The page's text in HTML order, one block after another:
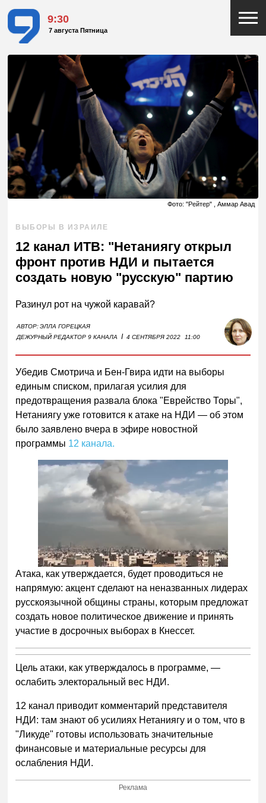
9:30
7 августа Пятница
Фото: "Рейтер" , Аммар Авад
ВЫБОРЫ В ИЗРАИЛЕ
12 канал ИТВ: "Нетаниягу открыл
фронт против НДИ и пытается
создать новую "русскую" партию
Разинул рот на чужой каравай?
АВТОР:ЭЛЛА ГОРЕЦКАЯ
ДЕЖУРНЫЙ РЕДАКТОР 9 КАНАЛА
I 4 СЕНТЯБРЯ 2022 11:00
Убедив Смотрича и Бен-Гвира идти на выборы
единым списком, прилагая усилия для
предотвращения развала блока "Еврейство Торы",
Нетаниягу уже готовится к атаке на НДИ — об этом
было заявлено вчера в эфире новостной
программы 12 канала.
Атака, как утверждается, будет проводиться не
напрямую: акцент сделают на неназванных лидерах
русскоязычной общины страны, которым предложат
создать новое политическое движение и принять
участие в досрочных выборах в Кнессет.
Цель атаки, как утверждалось в программе, —
ослабить электоральный вес НДИ.
12 канал приводит комментарий представителя
НДИ: там знают об усилиях Нетаниягу и о том, что в
"Ликуде" готовы использовать значительные
финансовые и материальные ресурсы для
ослабления НДИ.
Реклама